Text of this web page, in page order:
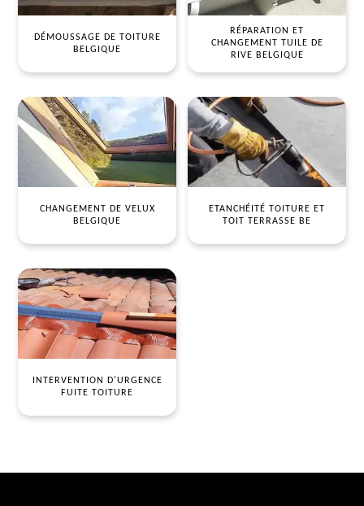
DÉMOUSSAGE DE TOITURE
BELGIQUE
RÉPARATION ET
CHANGEMENT TUILE DE
RIVE BELGIQUE
CHANGEMENT DE VELUX
BELGIQUE
ETANCHÉITÉ TOITURE ET
TOIT TERRASSE BE
INTERVENTION D'URGENCE
FUITE TOITURE